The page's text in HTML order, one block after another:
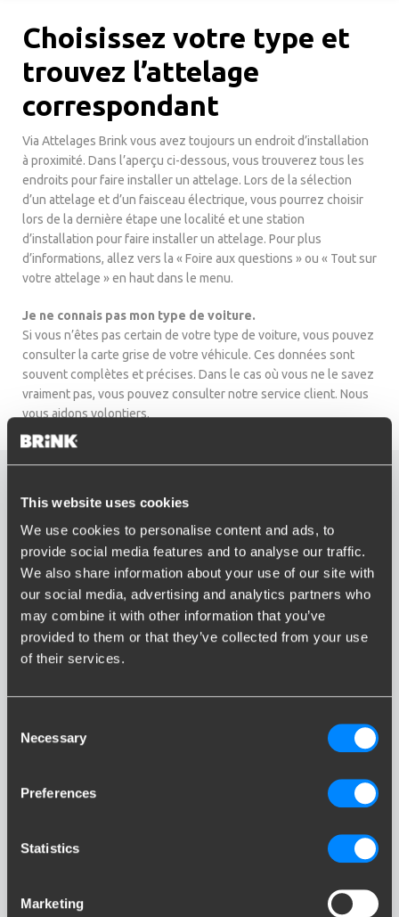
This website uses cookies
We use cookies to personalise content and ads, to
provide social media features and to analyse our traffic.
We also share information about your use of our site with
our social media, advertising and analytics partners who
may combine it with other information that you’ve
provided to them or that they’ve collected from your use
of their services.
Selection
Necessary
Preferences
Statistics
Marketing
Choisissez votre type et
trouvez l’attelage
correspondant
Via Attelages Brink vous avez toujours un endroit d’installation
à proximité. Dans l’aperçu ci-dessous, vous trouverez tous les
endroits pour faire installer un attelage. Lors de la sélection
d’un attelage et d’un faisceau électrique, vous pourrez choisir
lors de la dernière étape une localité et une station
d’installation pour faire installer un attelage. Pour plus
d’informations, allez vers la « Foire aux questions » ou « Tout sur
votre attelage » en haut dans le menu.
Je ne connais pas mon type de voiture.
Si vous n’êtes pas certain de votre type de voiture, vous pouvez
consulter la carte grise de votre véhicule. Ces données sont
souvent complètes et précises. Dans le cas où vous ne le savez
vraiment pas, vous pouvez consulter notre service client. Nous
vous aidons volontiers.
Trouvez l’attelage correct
pour votre voiture
Recherche par numéro de plaque
marque ou modèle